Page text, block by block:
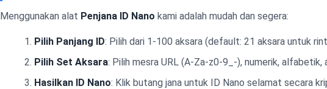
Menggunakan alat Penjana ID Nano kami adalah mudah dan segera:
Pilih Panjang ID: Pilih dari 1-100 aksara (default: 21 aksara untuk
Pilih Set Aksara: Pilih mesra URL (A-Za-z0-9_-), numerik, alfabetik,
Hasilkan ID Nano: Klik butang jana untuk ID Nano selamat secara